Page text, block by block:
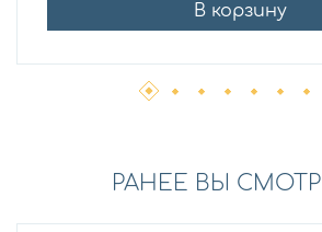
В корзину
РАНЕЕ ВЫ